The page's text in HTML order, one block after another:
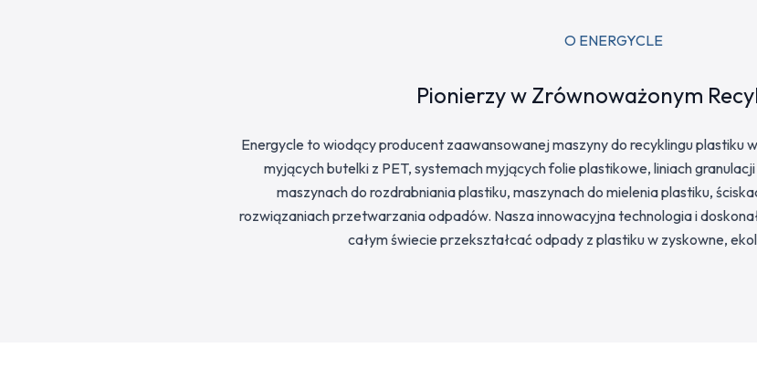
O ENERGYCLE
Pionierzy w Zrównoważonym
Energycle to wiodący producent zaawansowanej maszyny do recyklingu plastiku
myjących butelki z PET, systemach myjących folie plastikowe, liniach
maszynach do rozdrabniania plastiku, maszynach do mielenia plastiku,
rozwiązaniach przetwarzania odpadów. Nasza innowacyjna technologia i
całym świecie przekształcać odpady z plastiku w zyskowne,